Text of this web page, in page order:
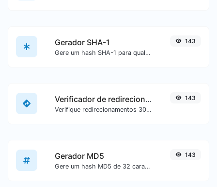
Gerador SHA-1
Gere um hash SHA-1 para qualquer entrada de texto.
143
Verificador de redirecionamento de URL
Verifique redirecionamentos 301 & 302 de uma URL específica. Irá verificar até 10 redirecionamentos.
143
Gerador MD5
Gere um hash MD5 de 32 caracteres de comprimento para qualquer entrada de texto.
143